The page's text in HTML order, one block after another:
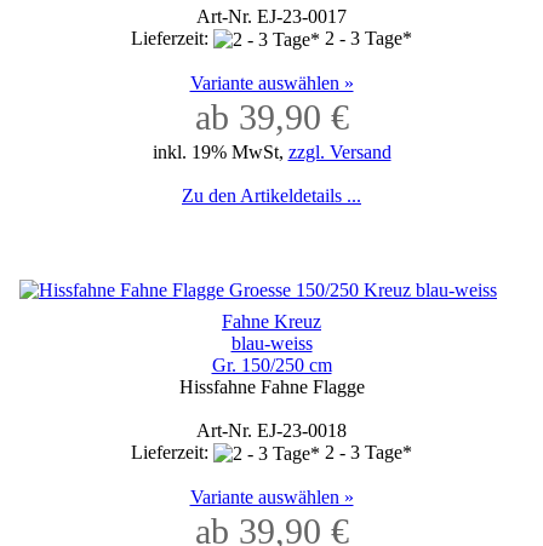
Art-Nr. EJ-23-0017
Lieferzeit:
2 - 3 Tage*
Variante auswählen »
ab 39,90 €
inkl. 19% MwSt, zzgl. Versand
Zu den Artikeldetails ...
Fahne Kreuz
blau-weiss
Gr. 150/250 cm
Hissfahne Fahne Flagge
Art-Nr. EJ-23-0018
Lieferzeit:
2 - 3 Tage*
Variante auswählen »
ab 39,90 €